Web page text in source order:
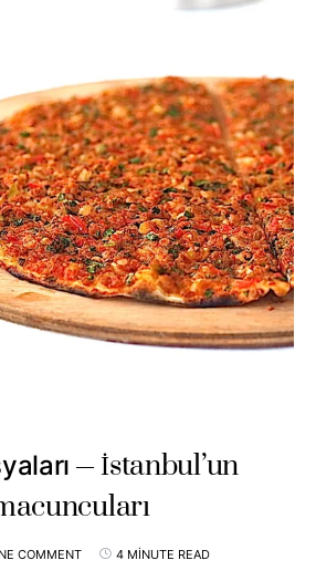
İstanbul’un
COMMENT 4 MINUTE READ